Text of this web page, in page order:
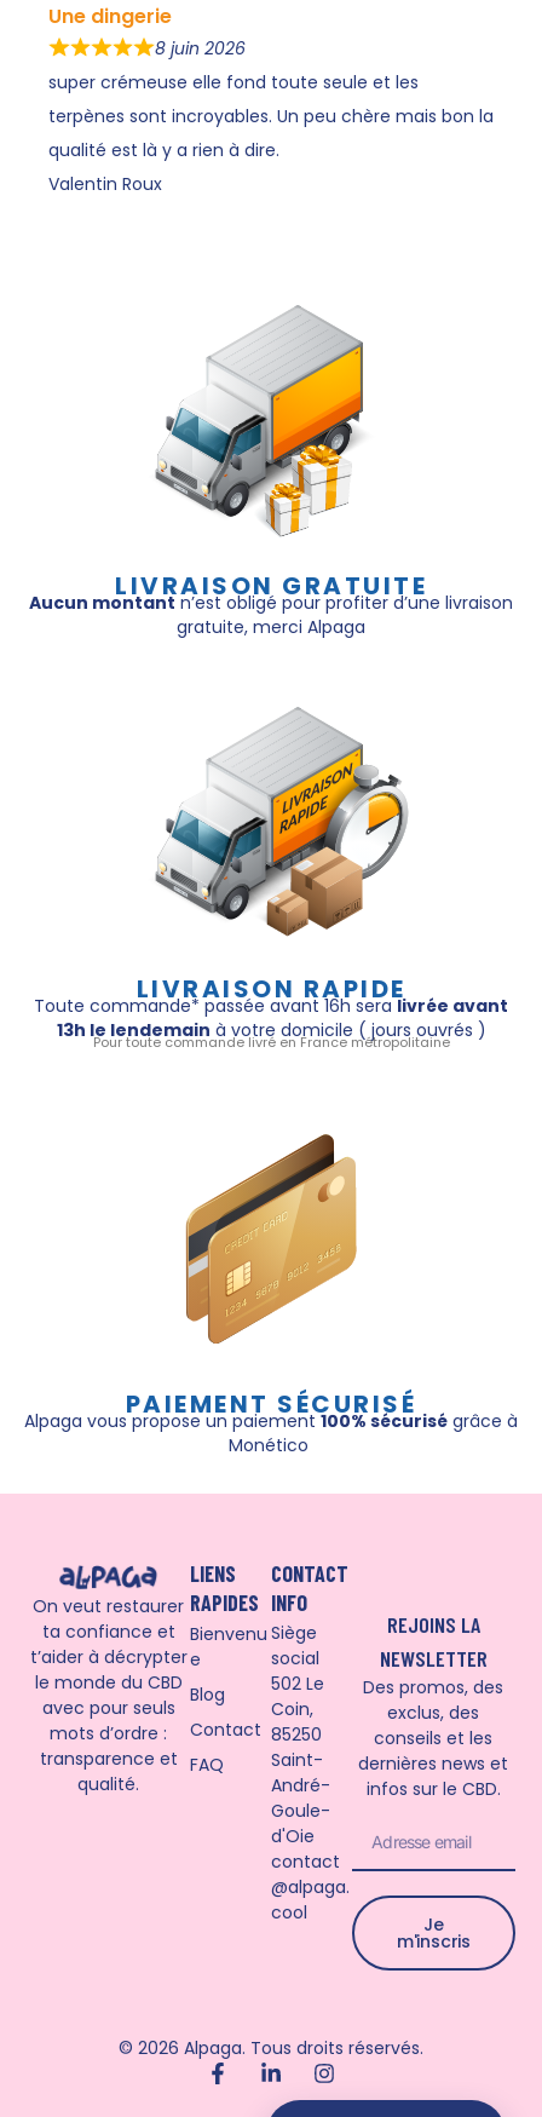
Une dingerie
8 juin 2026
super crémeuse elle fond toute seule et les
terpènes sont incroyables. Un peu chère mais bon la
qualité est là y a rien à dire.
Valentin Roux
LIVRAISON GRATUITE
Aucun montant n’est obligé pour profiter d’une livraison
gratuite, merci Alpaga
LIVRAISON RAPIDE
Toute commande* passée avant 16h sera livrée avant
13h le lendemain à votre domicile ( jours ouvrés )
Pour toute commande livré en France métropolitaine
PAIEMENT SÉCURISÉ
Alpaga vous propose un paiement 100% sécurisé grâce à
Monético
On veut restaurer
ta confiance et
t’aider à décrypter
le monde du CBD
avec pour seuls
mots d’ordre :
transparence et
qualité.
LIENS
RAPIDES
Bienvenu
e
Blog
Contact
FAQ
CONTACT
INFO
Siège
social
502 Le
Coin,
85250
Saint-
André-
Goule-
d'Oie
contact
@alpaga.
cool
REJOINS LA
NEWSLETTER
Des promos, des
exclus, des
conseils et les
dernières news et
infos sur le CBD.
Je
m'inscris
© 2026 Alpaga. Tous droits réservés.